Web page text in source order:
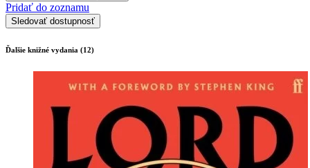
Pridať do zoznamu
Sledovať dostupnosť
Ďalšie knižné vydania (12)